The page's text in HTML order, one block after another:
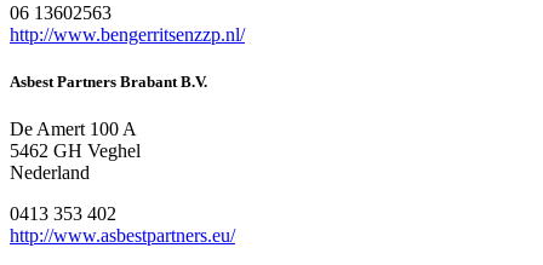
06 13602563
http://www.bengerritsenzzp.nl/
Asbest Partners Brabant B.V.
De Amert 100 A
5462 GH Veghel
Nederland
0413 353 402
http://www.asbestpartners.eu/